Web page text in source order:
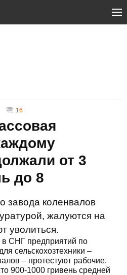
16
от 3
до 8
завода коленвалов
жалуются на
уволиться.
СНГ предприятий по
сельскохозтехники –
– протестуют рабочие.
900-1000 гривень средней